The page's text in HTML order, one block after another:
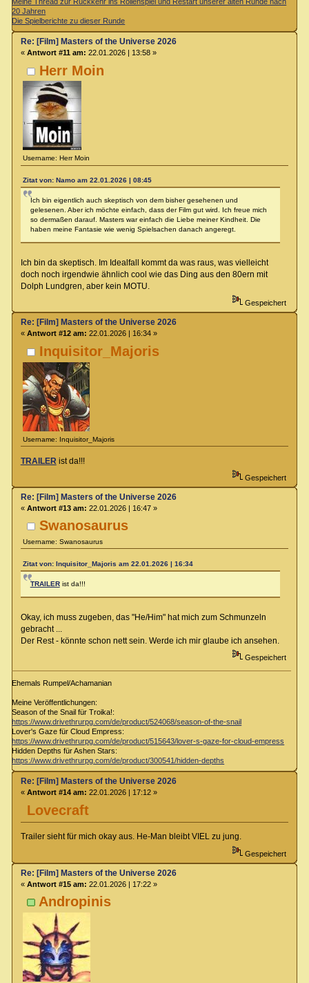
20 Jahren
Die Spielberichte zu dieser Runde
Herr Moin
Username: Herr Moin
Re: [Film] Masters of the Universe 2026
« Antwort #11 am: 22.01.2026 | 13:58 »
Zitat von: Namo am 22.01.2026 | 08:45
Ich bin eigentlich auch skeptisch von dem bisher gesehenen und
gelesenen. Aber ich möchte einfach, dass der Film gut wird. Ich freue mich
so dermaßen darauf. Masters war einfach die Liebe meiner Kindheit. Die
haben meine Fantasie wie wenig Spielsachen danach angeregt.
Ich bin da skeptisch. Im Idealfall kommt da was raus, was vielleicht
doch noch irgendwie ähnlich cool wie das Ding aus den 80ern mit
Dolph Lundgren, aber kein MOTU.
Gespeichert
Inquisitor_Majoris
Username: Inquisitor_Majoris
Re: [Film] Masters of the Universe 2026
« Antwort #12 am: 22.01.2026 | 16:34 »
TRAILER ist da!!!
Gespeichert
Swanosaurus
Username: Swanosaurus
Re: [Film] Masters of the Universe 2026
« Antwort #13 am: 22.01.2026 | 16:47 »
Zitat von: Inquisitor_Majoris am 22.01.2026 | 16:34
TRAILERist da!!!
Okay, ich muss zugeben, das "He/Him" hat mich zum Schmunzeln
gebracht ...
Der Rest - könnte schon nett sein. Werde ich mir glaube ich ansehen.
Gespeichert
Ehemals Rumpel/Achamanian
Meine Veröffentlichungen:
Season of the Snail für Troika!:
https://www.drivethrurpg.com/de/product/524068/season-of-the-snail
Lover's Gaze für Cloud Empress:
https://www.drivethrurpg.com/de/product/515643/lover-s-gaze-for-cloud-empress
Hidden Depths für Ashen Stars:
https://www.drivethrurpg.com/de/product/300541/hidden-depths
Lovecraft
Re: [Film] Masters of the Universe 2026
« Antwort #14 am: 22.01.2026 | 17:12 »
Trailer sieht für mich okay aus. He-Man bleibt VIEL zu jung.
Gespeichert
Andropinis
Re: [Film] Masters of the Universe 2026
« Antwort #15 am: 22.01.2026 | 17:22 »